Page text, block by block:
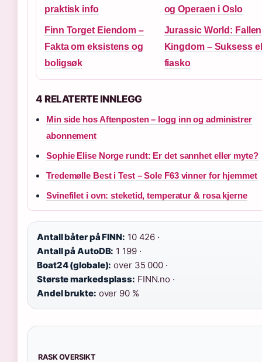
praktisk info
og Operaen i Oslo
Finn Torget Eiendom –
Fakta om eksistens og
boligsøk
Jurassic World: Fallen
Kingdom – Suksess
fiasko
4 RELATERTE INNLEGG
Min side hos Aftenposten – logg inn og administrer
abonnement
Sophie Elise Norge rundt: Er det sannhet eller myte?
Tredemølle Best i Test – Sole F63 vinner for hjemmet
Svinefilet i ovn: steketid, temperatur & rosa kjerne
Antall båter på FINN: 10 426 ·
Antall på AutoDB: 1 199 ·
Boat24 (globale): over 35 000 ·
Største markedsplass: FINN.no ·
Andel brukte: over 90 %
RASK OVERSIKT